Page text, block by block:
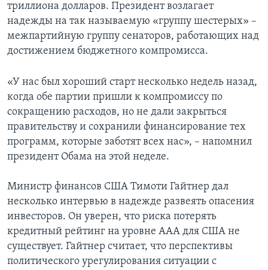
триллиона долларов. Президент возлагает
надежды на так называемую «группу шестерых» –
межпартийную группу сенаторов, работающих над
достижением бюджетного компромисса.
«У нас был хороший старт несколько недель назад,
когда обе партии пришли к компромиссу по
сокращению расходов, но не дали закрыться
правительству и сохранили финансирование тех
программ, которые заботят всех нас», – напомнил
президент Обама на этой неделе.
Министр финансов США Тимоти Гайтнер дал
несколько интервью в надежде развеять опасения
инвесторов. Он уверен, что риска потерять
кредитный рейтинг на уровне ААА для США не
существует. Гайтнер считает, что перспективы
политического урегулирования ситуации с